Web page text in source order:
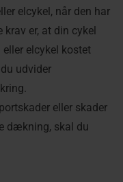
elcykel, når den har
er, at din cykel
elcykel kostet
udvider
eller skader
dækning, skal du